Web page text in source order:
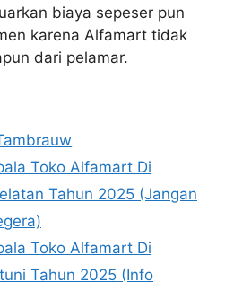
biaya sepeser pun
karena Alfamart tidak
dari pelamar.
Toko Alfamart Di
Tahun 2025 (Jangan
Toko Alfamart Di
Tahun 2025 (Info